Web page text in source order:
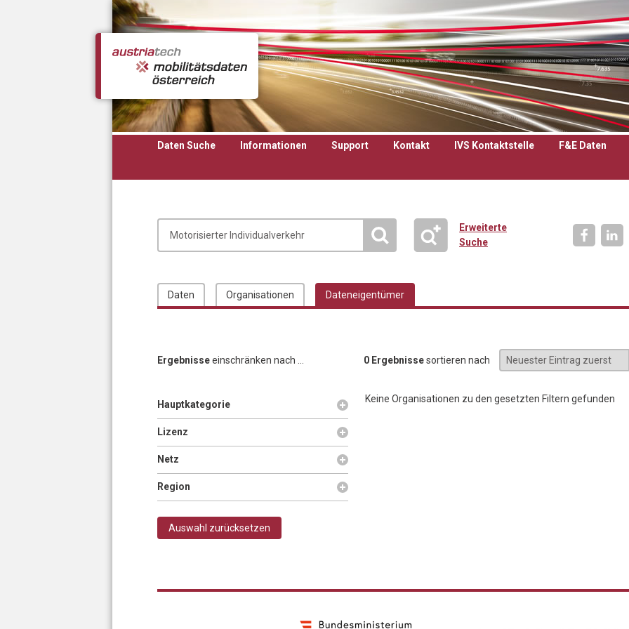
Daten Suche Informationen Support Kontakt IVS Kontaktstelle
F&E Daten
Erweiterte
Suche
Daten Organisationen Dateneigentümer
Ergebnisseeinschränken nach ... 0 Ergebnissesortieren nach
Anzeigen
Hauptkategorie
Anzeigen
Lizenz
Anzeigen
Netz
Anzeigen
Region
Keine Organisationen zu den gesetzten Filtern gefunden